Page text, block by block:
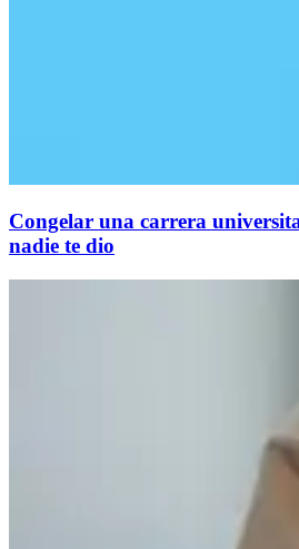
Congelar una carrera
nadie te dio